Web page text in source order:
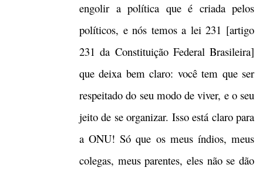
engolir a política que é criada pelos
políticos, e nós temos a lei 231 [artigo
231 da Constituição Federal Brasileira]
que deixa bem claro: você tem que ser
respeitado do seu modo de viver, e o seu
jeito de se organizar. Isso está claro para
a ONU! Só que os meus índios, meus
colegas, meus parentes, eles não se dão